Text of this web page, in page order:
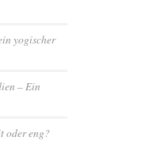
yogischer
– Ein
oder eng?